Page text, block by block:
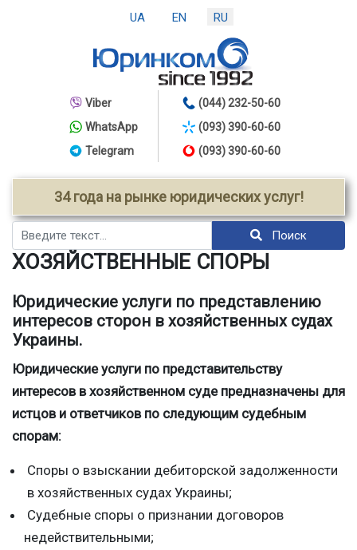
UA EN RU
Viber
WhatsApp
Telegram
(044) 232-50-60
(093) 390-60-60
(093) 390-60-60
34 года на рынке юридических услуг!
Поиск Поиск
ХОЗЯЙСТВЕННЫЕ СПОРЫ
Юридические услуги по представлению
интересов сторон в хозяйственных судах
Украины.
Юридические услуги по представительству
интересов в хозяйственном суде предназначены для
истцов и ответчиков по следующим судебным
спорам:
Споры о взыскании дебиторской задолженности
в хозяйственных судах Украины;
Судебные споры о признании договоров
недействительными;